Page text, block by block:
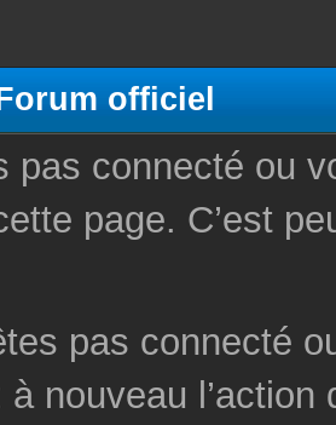
officiel
pas connecté ou
page. C’est
pas connecté
à nouveau